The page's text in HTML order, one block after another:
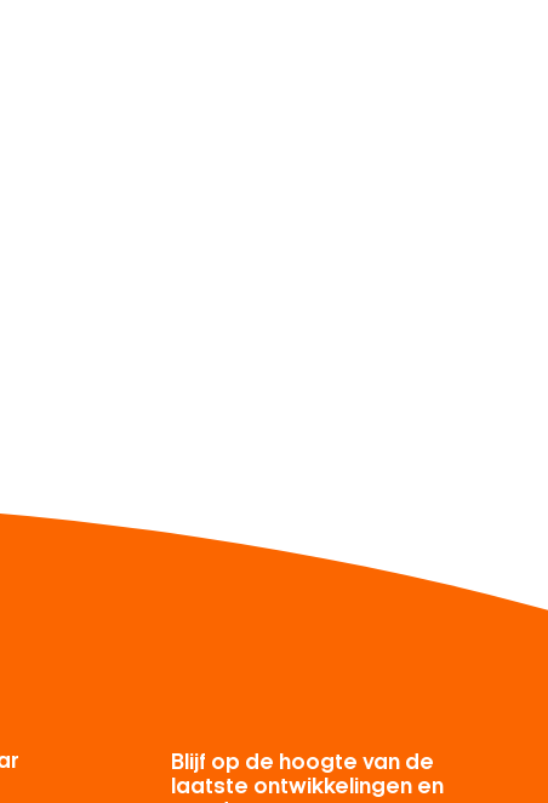
Blijf op de hoogte van de
laatste ontwikkelingen en